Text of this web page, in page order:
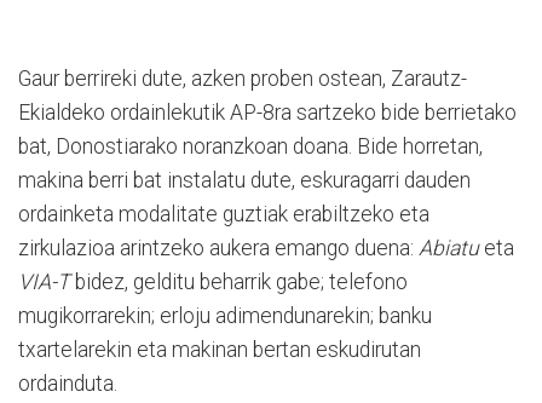
Gaur berrireki dute, azken proben ostean, Zarautz-
Ekialdeko ordainlekutik AP-8ra sartzeko bide berrietako
bat, Donostiarako noranzkoan doana. Bide horretan,
makina berri bat instalatu dute, eskuragarri dauden
ordainketa modalitate guztiak erabiltzeko eta
zirkulazioa arintzeko aukera emango duena: Abiatueta
VIA-Tbidez, gelditu beharrik gabe; telefono
mugikorrarekin; erloju adimendunarekin; banku
txartelarekin eta makinan bertan eskudirutan
ordainduta.